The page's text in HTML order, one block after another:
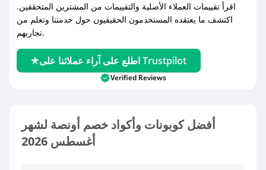
اقرأ تقييمات العملاء الأصلية والتقييمات من المشترين المتحققين.
اكتشف ما يعتقده المستخدمون الحقيقيون حول خدمتنا وتعلم من
تجاربهم.
اطلع على آراء عملائنا على Trustpilot
Verified Reviews
أفضل كوبونات وأكواد خصم أونصة لشهر
أغسطس 2026